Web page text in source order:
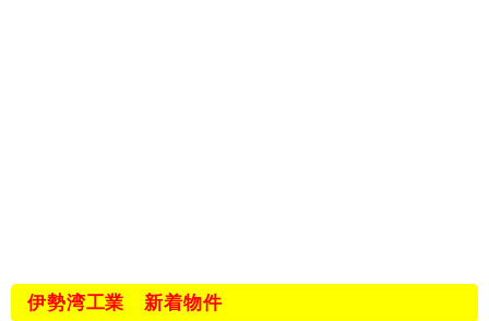
伊勢湾工業 新着物件